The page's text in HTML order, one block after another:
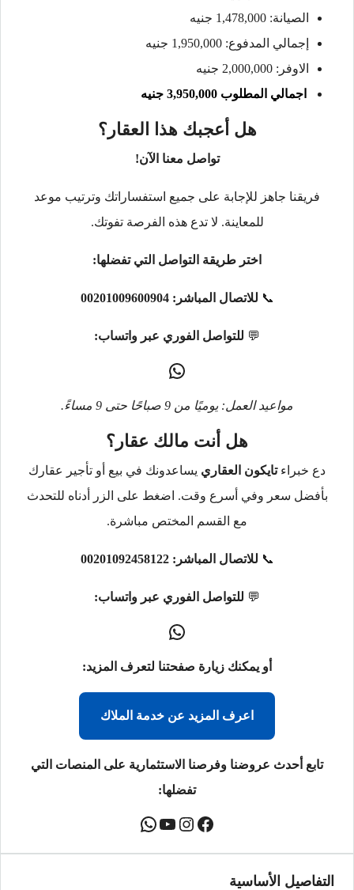
الصيانة: 1,478,000 جنيه
إجمالي المدفوع: 1,950,000 جنيه
الاوفر: 2,000,000 جنيه
اجمالي المطلوب 3,950,000 جنيه
هل أعجبك هذا العقار؟
تواصل معنا الآن!
فريقنا جاهز للإجابة على جميع استفساراتك وترتيب موعد
للمعاينة. لا تدع هذه الفرصة تفوتك.
اختر طريقة التواصل التي تفضلها:
📞 للاتصال المباشر: 00201009600904
💬 للتواصل الفوري عبر واتساب:
مواعيد العمل: يوميًا من 9 صباحًا حتى 9 مساءً.
هل أنت مالك عقار؟
دع خبراءتايكون العقاري يساعدونك في بيع أو تأجير عقارك
بأفضل سعر وفي أسرع وقت. اضغط على الزر أدناه للتحدث
مع القسم المختص مباشرة.
📞 للاتصال المباشر: 00201092458122
💬 للتواصل الفوري عبر واتساب:
أو يمكنك زيارة صفحتنا لتعرف المزيد:
اعرف المزيد عن خدمة الملاك
تابع أحدث عروضنا وفرصنا الاستثمارية على المنصات التي
تفضلها:
التفاصيل الأساسية